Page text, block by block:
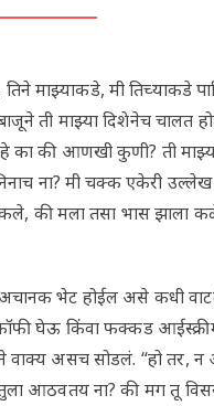
माझ्याकडे, मी तिच्याकडे
ती माझ्या दिशेनेच चालत
का की आणखी कुणी? ती
ना? मी चक्क एकेरी
की मला तसा भास झाला
भेट होईल असे कधी
कॉफी घेऊ किंवा फक्कड
असच सोडलं. “हो तर, न
आठवतय ना? की मग तू